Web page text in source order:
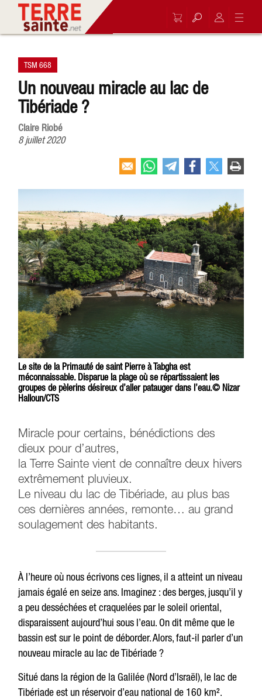
TSM 668
Un nouveau miracle au lac de
Tibériade ?
Claire Riobé
8 juillet 2020
Le site de la Primauté de saint Pierre à Tabgha est
méconnaissable. Disparue la plage où se répartissaient les
groupes de pèlerins désireux d’aller patauger dans l’eau.© Nizar
Halloun/CTS
Miracle pour certains, bénédictions des
dieux pour d’autres,
la Terre Sainte vient de connaître deux hivers
extrêmement pluvieux.
Le niveau du lac de Tibériade, au plus bas
ces dernières années, remonte… au grand
soulagement des habitants.
À l’heure où nous écrivons ces lignes, il a atteint un niveau
jamais égalé en seize ans. Imaginez : des berges, jusqu’il y
a peu desséchées et craquelées par le soleil oriental,
disparaissent aujourd’hui sous l’eau. On dit même que le
bassin est sur le point de déborder. Alors, faut-il parler d’un
nouveau miracle au lac de Tibériade ?
Situé dans la région de la Galilée (Nord d’Israël), le lac de
Tibériade est un réservoir d’eau national de 160 km².